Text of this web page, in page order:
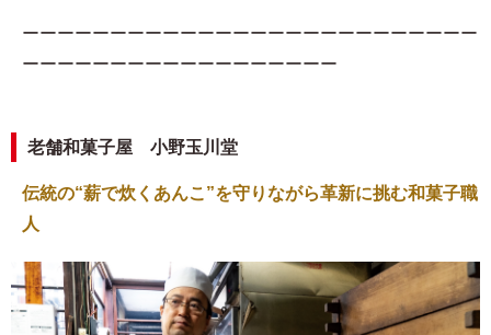
ーーーーーーーーーーーーーーーーーーーーーーーーーー
ーーーーーーーーーーーーーーーーーー
老舗和菓子屋 小野玉川堂
伝統の“薪で炊くあんこ”を守りながら革新に挑む和菓子職
人